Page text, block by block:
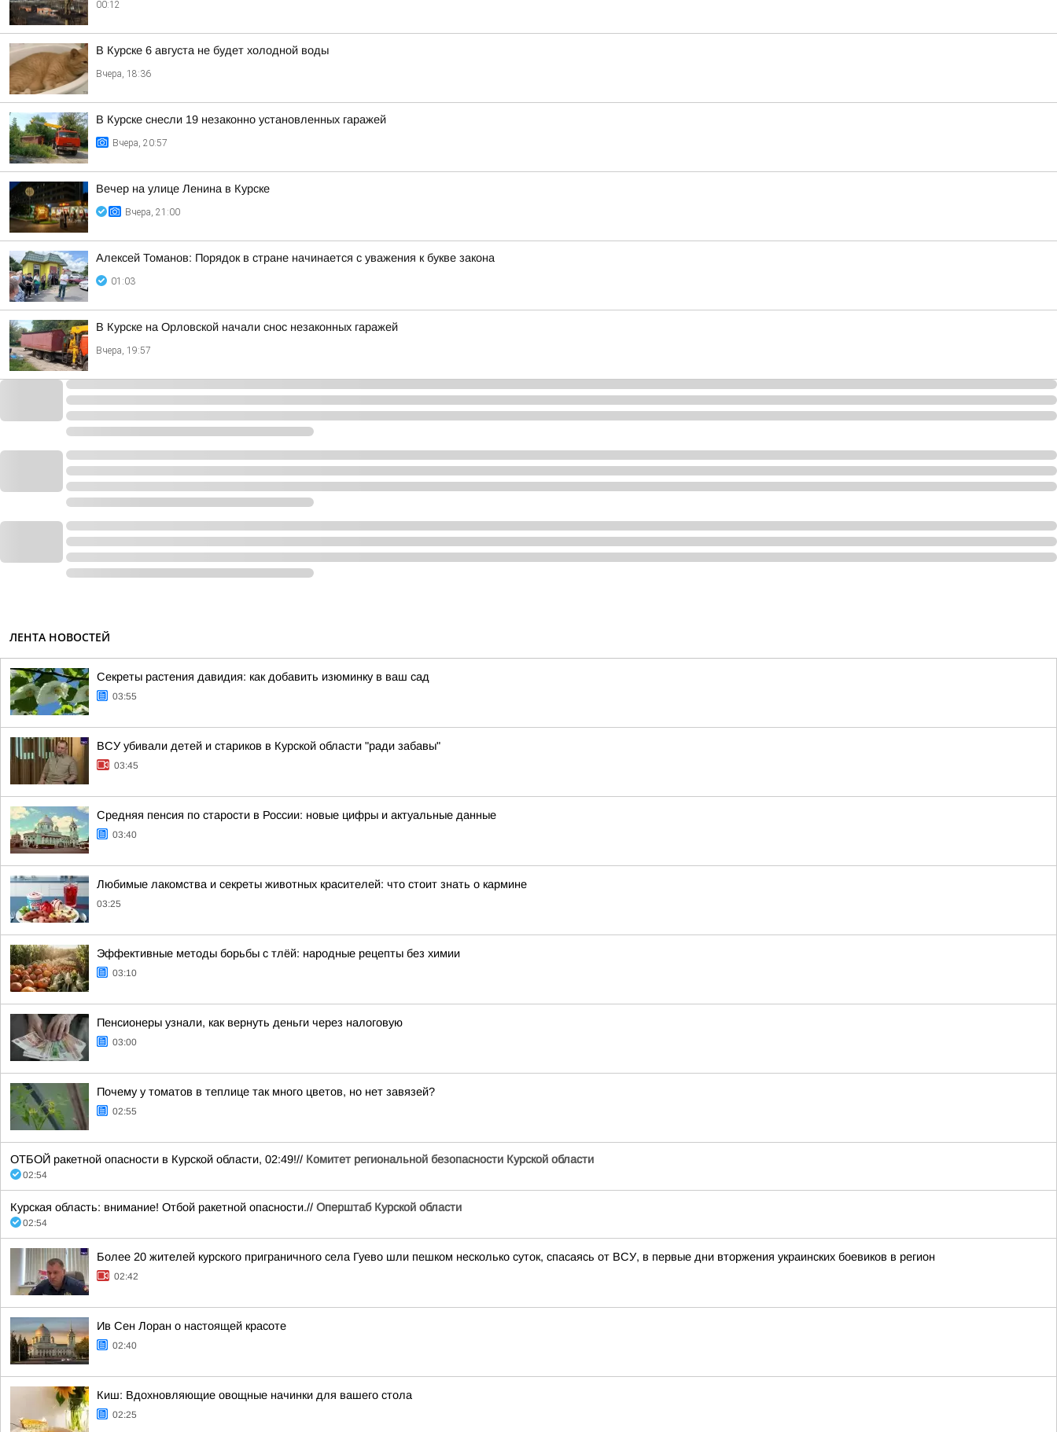
00:12
В Курске 6 августа не будет холодной воды
Вчера, 18:36
В Курске снесли 19 незаконно установленных гаражей
Вчера, 20:57
Вечер на улице Ленина в Курске
Вчера, 21:00
Алексей Томанов: Порядок в стране начинается с уважения к букве закона
01:03
В Курске на Орловской начали снос незаконных гаражей
Вчера, 19:57
ЛЕНТА НОВОСТЕЙ
Секреты растения давидия: как добавить изюминку в ваш сад
03:55
ВСУ убивали детей и стариков в Курской области "ради забавы"
03:45
Средняя пенсия по старости в России: новые цифры и актуальные данные
03:40
Любимые лакомства и секреты животных красителей: что стоит знать о кармине
03:25
Эффективные методы борьбы с тлёй: народные рецепты без химии
03:10
Пенсионеры узнали, как вернуть деньги через налоговую
03:00
Почему у томатов в теплице так много цветов, но нет завязей?
02:55
ОТБОЙ ракетной опасности в Курской области, 02:49!// Комитет региональной безопасности Курской области
02:54
Курская область: внимание! Отбой ракетной опасности.// Оперштаб Курской области
02:54
Более 20 жителей курского приграничного села Гуево шли пешком несколько суток, спасаясь от ВСУ, в первые дни вторжения украинских боевиков в регион
02:42
Ив Сен Лоран о настоящей красоте
02:40
Киш: Вдохновляющие овощные начинки для вашего стола
02:25